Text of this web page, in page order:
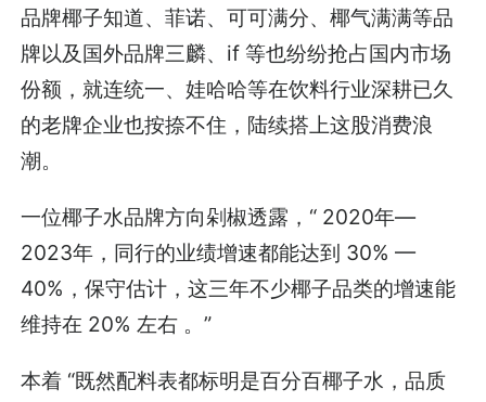
品牌椰子知道、菲诺、可可满分、椰气满满等品
牌以及国外品牌三麟、if 等也纷纷抢占国内市场
份额，就连统一、娃哈哈等在饮料行业深耕已久
的老牌企业也按捺不住，陆续搭上这股消费浪
潮。
一位椰子水品牌方向剁椒透露，“ 2020年—
2023年，同行的业绩增速都能达到 30% —
40%，保守估计，这三年不少椰子品类的增速能
维持在 20% 左右 。”
本着 “既然配料表都标明是百分百椰子水，品质